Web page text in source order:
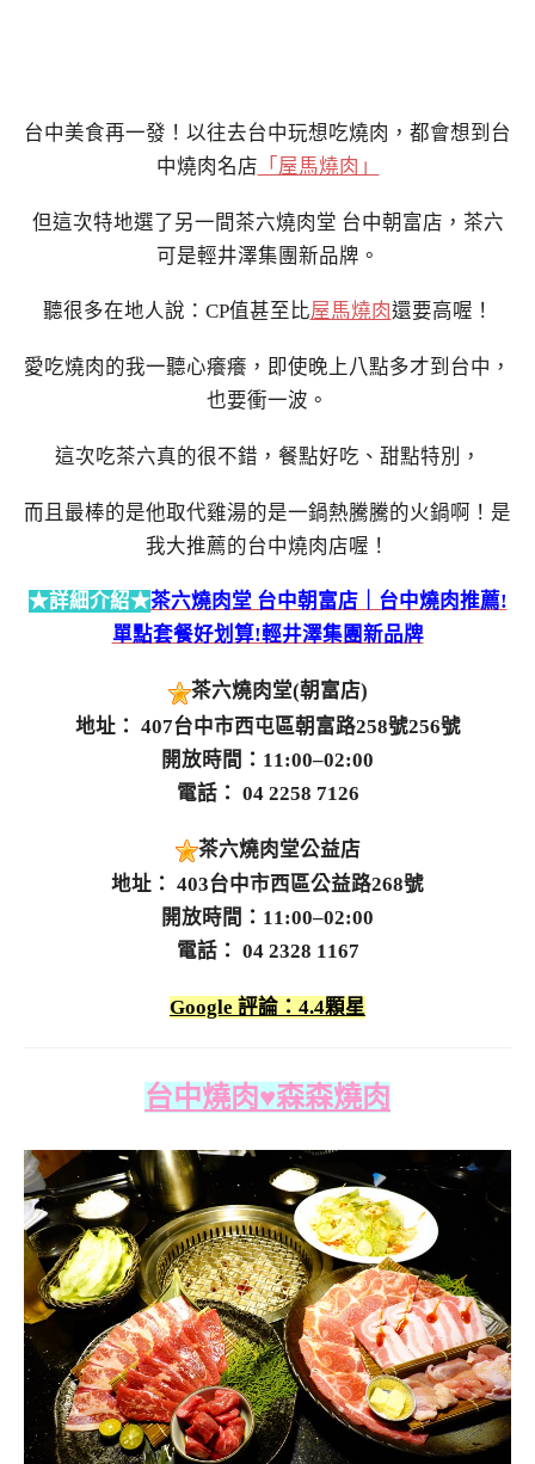
台中美食再一發！以往去台中玩想吃燒肉，都會想到台
中燒肉名店 「屋馬燒肉」
但這次特地選了另一間茶六燒肉堂 台中朝富店，茶六
可是輕井澤集團新品牌。
聽很多在地人說：CP值甚至比屋馬燒肉還要高喔！
愛吃燒肉的我一聽心癢癢，即使晚上八點多才到台中，
也要衝一波。
這次吃茶六真的很不錯，餐點好吃、甜點特別，
而且最棒的是他取代雞湯的是一鍋熱騰騰的火鍋啊！是
我大推薦的台中燒肉店喔！
★詳細介紹★茶六燒肉堂 台中朝富店｜台中燒肉推薦!
單點套餐好划算!輕井澤集團新品牌
茶六燒肉堂(朝富店)
地址： 407台中市西屯區朝富路258號256號
開放時間：11:00–02:00
電話： 04 2258 7126
茶六燒肉堂公益店
地址： 403台中市西區公益路268號
開放時間：11:00–02:00
電話： 04 2328 1167
Google 評論：4.4顆星
台中燒肉♥森森燒肉